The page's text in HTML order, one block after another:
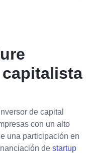
de capital
con un alto
una participación en
de startup